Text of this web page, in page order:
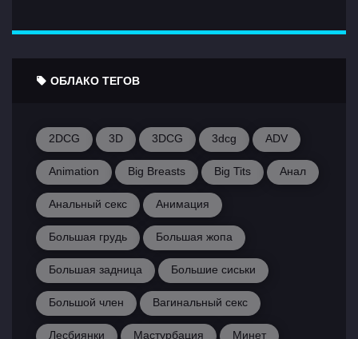
ОБЛАКО ТЕГОВ
2DCG 3D 3DCG 3dcg ADV
Animation Big Breasts Big Tits Анал
Анальный секс Анимация
Большая грудь Большая жопа
Большая задница Большие сиськи
Большой член Вагинальный секс
Лесбиянки Мастурбация Минет